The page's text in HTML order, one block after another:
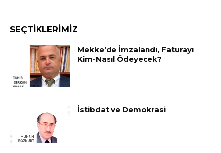
SEÇTIKLERIMIZ
Mekke’de İmzalandı, Faturayı
Kim-Nasıl Ödeyecek?
İstibdat ve Demokrasi